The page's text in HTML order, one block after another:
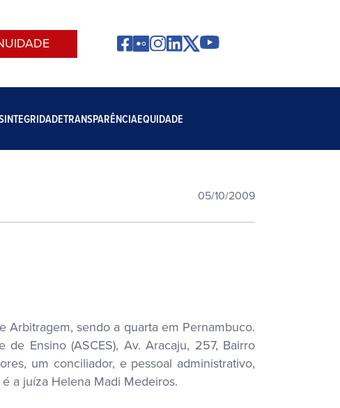
INTEGRIDADETRANSPARÊNCIAEQUIDADE
05/10/2009
Arbitragem, sendo a quarta em Pernambuco.
Ensino (ASCES), Av. Aracaju, 257, Bairro
um conciliador, e pessoal administrativo,
a juíza Helena Madi Medeiros.